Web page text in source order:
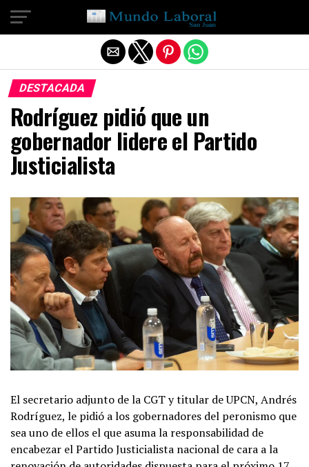
DESTACADA
Rodríguez pidió que un
gobernador lidere el Partido
Justicialista
El secretario adjunto de la CGT y titular de UPCN, Andrés
Rodríguez, le pidió a los gobernadores del peronismo que
sea uno de ellos el que asuma la responsabilidad de
encabezar el Partido Justicialista nacional de cara a la
Salir de la versión móvil